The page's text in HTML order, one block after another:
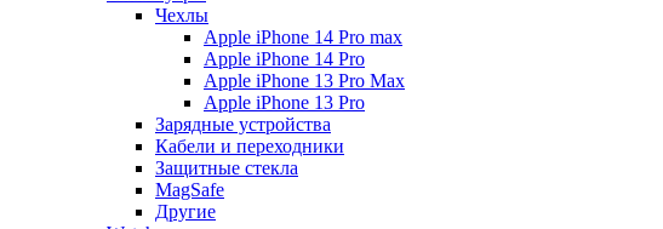
Чехлы
Apple iPhone 14 Pro max
Apple iPhone 14 Pro
Apple iPhone 13 Pro Max
Apple iPhone 13 Pro
Зарядные устройства
Кабели и переходники
Защитные стекла
MagSafe
Другие